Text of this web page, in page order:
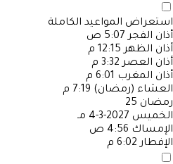
استعراض المواعيد الكاملة
أذان الفجر 5:07 ص
أذان الظهر 12:15 م
أذان العصر 3:32 م
أذان المغرب 6:01 م
العشاء (رمضان) 7:19 م
رمضان 25
الخميس 2027-3-4 مـ
الإمساك 4:56 ص
الإفطار 6:02 م